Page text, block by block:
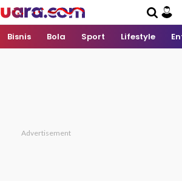
Bisnis Bola Sport Lifestyle